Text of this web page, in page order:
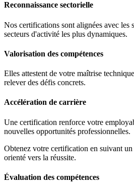
Reconnaissance sectorielle
Nos certifications sont alignées avec les
secteurs d'activité les plus dynamiques.
Valorisation des compétences
Elles attestent de votre maîtrise
relever des défis concrets.
Accélération de carrière
Une certification renforce votre
nouvelles opportunités professionnelles.
Obtenez votre certification en suivant
orienté vers la réussite.
Évaluation des compétences